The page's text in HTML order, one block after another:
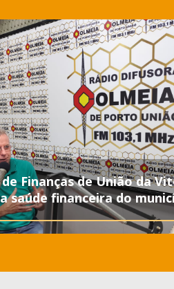
Finanças de União da
saúde financeira do